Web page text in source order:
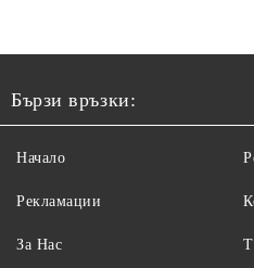
Бързи връзки:
Начало
Рекламации
За Нас